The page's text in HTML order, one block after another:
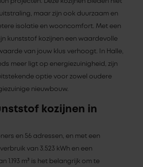
projecten. Deze kozijnen bieden niet
maar zijn ook duurzaam en
isolatie en wooncomfort. Met een
kunststof kozijnen een waardevolle
van jouw klus verhoogt. In Halle,
meer ligt op energiezuinigheid, zijn
optie voor zowel oudere
nieuwbouw.
kozijnen in
en 56 adressen, en met een
van 3.523 kWh en een
1.193 m³ is het belangrijk om te